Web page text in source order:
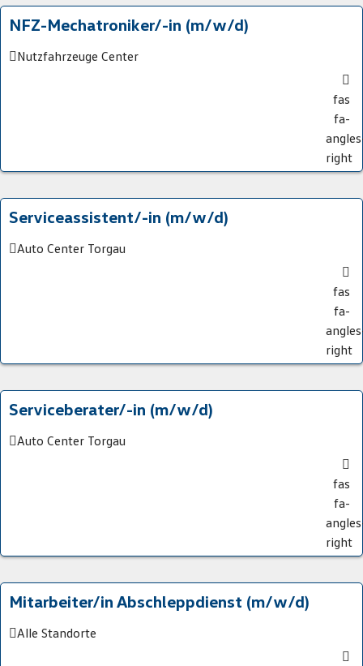
NFZ-Mechatroniker/-in (m/w/d)
Nutzfahrzeuge Center
fas
fa-
right
Serviceassistent/-in (m/w/d)
Auto Center Torgau
fas
fa-
right
Serviceberater/-in (m/w/d)
Auto Center Torgau
fas
fa-
right
Mitarbeiter/in Abschleppdienst (m/w/d)
Alle Standorte